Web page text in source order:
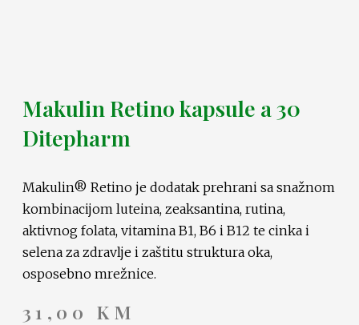
Makulin Retino kapsule a 30
Ditepharm
Makulin® Retino je dodatak prehrani sa snažnom
kombinacijom luteina, zeaksantina, rutina,
aktivnog folata, vitamina B1, B6 i B12 te cinka i
selena za zdravlje i zaštitu struktura oka,
osposebno mrežnice.
31,00 KM